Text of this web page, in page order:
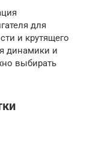
для
и крутящего
динамики и
выбирать